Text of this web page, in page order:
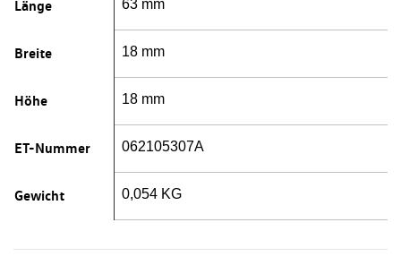
Länge 63 mm
Breite 18 mm
Höhe 18 mm
ET-Nummer 062105307A
Gewicht 0,054 KG